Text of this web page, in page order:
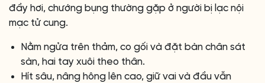
đầy hơi, chướng bụng thường gặp ở người bị lạc nội
mạc tử cung.
Nằm ngửa trên thảm, co gối và đặt bàn chân sát
sàn, hai tay xuôi theo thân.
Hít sâu, nâng hông lên cao, giữ vai và đầu vẫn